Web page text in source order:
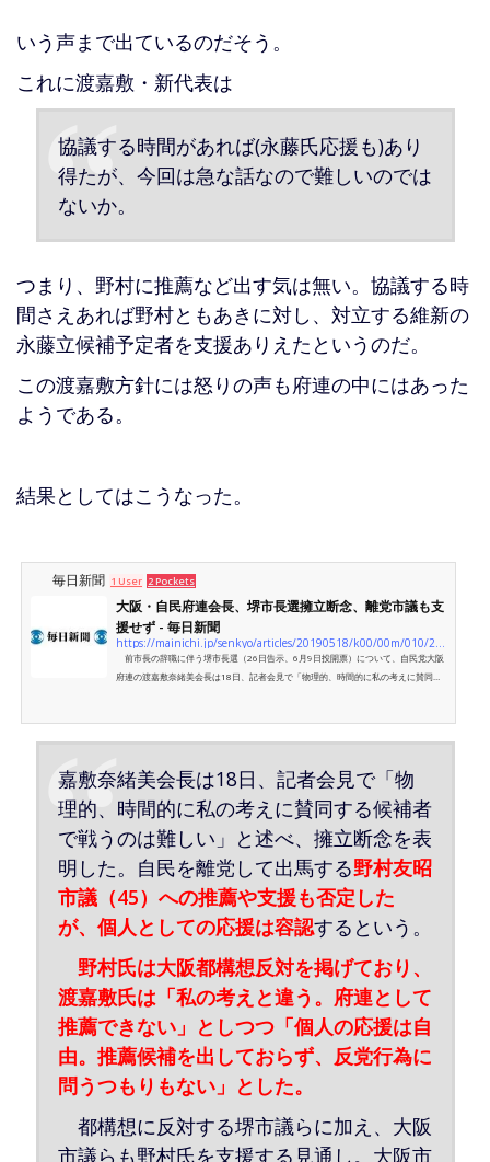
いう声まで出ているのだそう。
これに渡嘉敷・新代表は
協議する時間があれば(永藤氏応援も)あり
得たが、今回は急な話なので難しいのでは
ないか。
つまり、野村に推薦など出す気は無い。協議する時
間さえあれば野村ともあきに対し、対立する維新の
永藤立候補予定者を支援ありえたというのだ。
この渡嘉敷方針には怒りの声も府連の中にはあった
ようである。
結果としてはこうなった。
毎日新聞 1 User 2 Pockets
大阪・自民府連会長、堺市長選擁立断念、離党市議も支
援せず - 毎日新聞
https://mainichi.jp/senkyo/articles/20190518/k00/00m/010/267000c
前市長の辞職に伴う堺市長選（26日告示、6月9日投開票）について、自民党大阪
府連の渡嘉敷奈緒美会長は18日、記者会見で「物理的、時間的に私の考えに賛同す
嘉敷奈緒美会長は18日、記者会見で「物
理的、時間的に私の考えに賛同する候補者
で戦うのは難しい」と述べ、擁立断念を表
明した。自民を離党して出馬する野村友昭
市議（45）への推薦や支援も否定した
が、個人としての応援は容認するという。
野村氏は大阪都構想反対を掲げており、
渡嘉敷氏は「私の考えと違う。府連として
推薦できない」としつつ「個人の応援は自
由。推薦候補を出しておらず、反党行為に
問うつもりもない」とした。
都構想に反対する堺市議らに加え、大阪
市議らも野村氏を支援する見通し。大阪市